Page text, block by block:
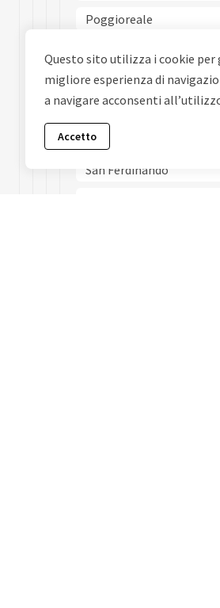
Poggioreale
Porto
Posillipo
San Carlo Allarena
San Ferdinando
Questo sito utilizza i cookie per
migliore esperienza di
a navigare acconsenti
Accetto